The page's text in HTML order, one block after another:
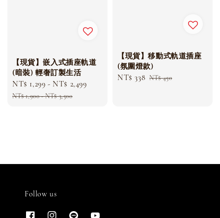
【現貨】嵌入式插座軌道
(暗裝) 輕奢訂製生活
Sale
price
NT$ 1,299 - NT$ 2,499
NT$ 1,900-NT$ 3,500
【現貨】移動式軌道插座
(氛圍燈款)
Sale
NT$ 338 Regular
NT$ 450
Follow us